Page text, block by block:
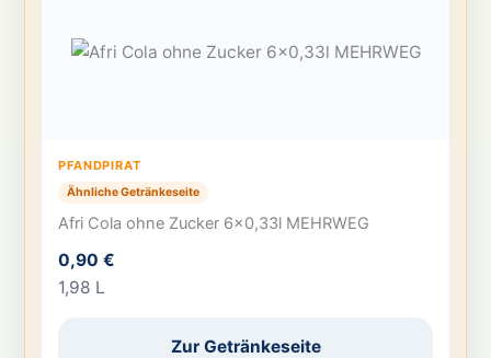
PFANDPIRAT
Ähnliche Getränkeseite
Afri Cola ohne Zucker 6×0,33l MEHRWEG
0,90 €
1,98 L
Zur Getränkeseite